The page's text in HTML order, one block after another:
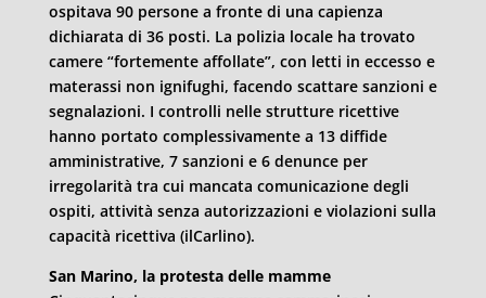
ospitava 90 persone a fronte di una capienza
dichiarata di 36 posti. La polizia locale ha trovato
camere “fortemente affollate”, con letti in eccesso e
materassi non ignifughi, facendo scattare sanzioni e
segnalazioni. I controlli nelle strutture ricettive
hanno portato complessivamente a 13 diffide
amministrative, 7 sanzioni e 6 denunce per
irregolarità tra cui mancata comunicazione degli
ospiti, attività senza autorizzazioni e violazioni sulla
capacità ricettiva (ilCarlino).
San Marino, la protesta delle mamme